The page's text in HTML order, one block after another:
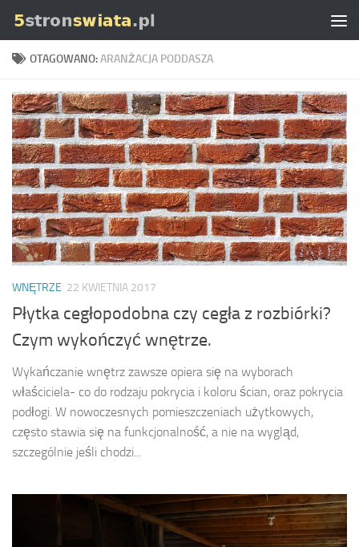
Skip to content
OTAGOWANO:ARANŻACJA PODDASZA
WNĘTRZE 22 KWIETNIA 2017
Płytka cegłopodobna czy cegła z rozbiórki?
Czym wykończyć wnętrze.
Wykańczanie wnętrz zawsze opiera się na wyborach
właściciela- co do rodzaju pokrycia i koloru ścian, oraz pokrycia
podłogi. W nowoczesnych pomieszczeniach użytkowych,
często stawia się na funkcjonalność, a nie na wygląd,
szczególnie jeśli chodzi...